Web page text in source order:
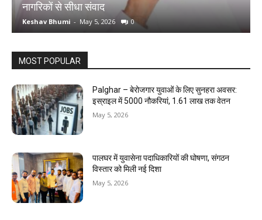
नागरिकों से सीधा संवाद
Keshav Bhumi May 5, 2026 0
MOST POPULAR
Palghar – बेरोजगार युवाओं के लिए सुनहरा अवसर:
इस्राइल में 5000 नौकरियां, ₹1.61 लाख तक वेतन
May 5, 2026
पालघर में युवासेना पदाधिकारियों की घोषणा, संगठन
विस्तार को मिली नई दिशा
May 5, 2026